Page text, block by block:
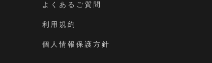
よくあるご質問
利用規約
個人情報保護方針